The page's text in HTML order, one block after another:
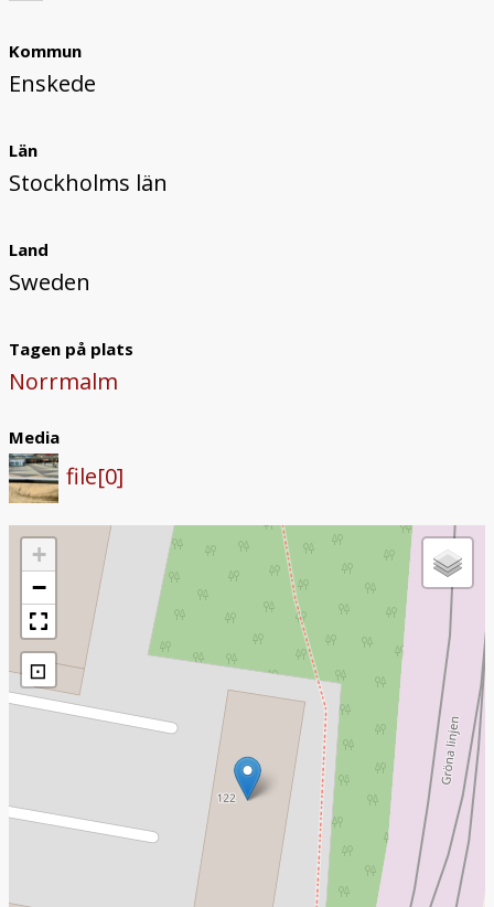
Kommun
Enskede
Län
Stockholms län
Land
Sweden
Tagen på plats
Norrmalm
Media
file[0]
+
−
⊡